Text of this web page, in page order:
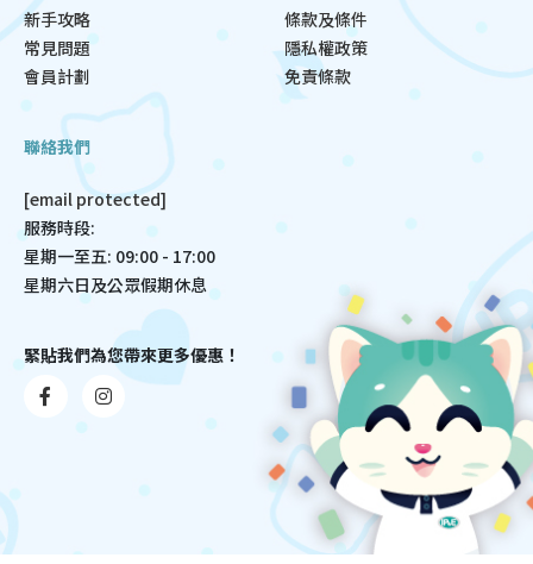
新手攻略
常見問題
會員計劃
條款及條件
隱私權政策
免責條款
聯絡我們
[email protected]
服務時段:
星期一至五: 09:00 - 17:00
星期六日及公眾假期休息
緊貼我們為您帶來更多優惠！